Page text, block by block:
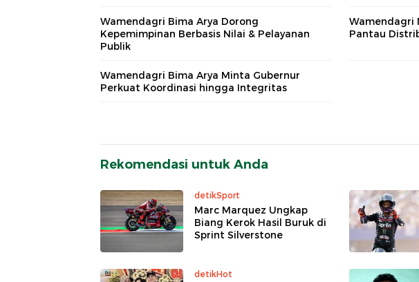
Wamendagri Bima Arya Dorong
Kepemimpinan Berbasis Nilai & Pelayanan
Publik
Wamendagri
Pantau
Wamendagri Bima Arya Minta Gubernur
Perkuat Koordinasi hingga Integritas
Rekomendasi untuk Anda
detikSport
Marc Marquez Ungkap
Biang Kerok Hasil Buruk di
Sprint Silverstone
detikHot